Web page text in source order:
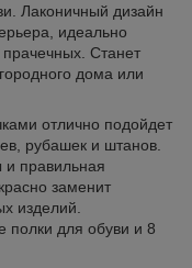
Лаконичный дизайн
идеально
Станет
дома или
отлично подойдет
рубашек и штанов.
правильная
заменит
изделий.
полки для обуви и 8